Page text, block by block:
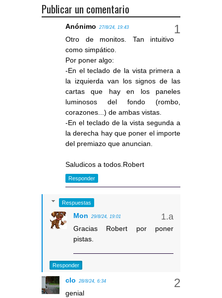
Publicar un comentario
Anónimo 27/8/24, 19:43
Otro de monitos. Tan intuitivo
como simpático.
Por poner algo:
-En el teclado de la vista primera a
la izquierda van los signos de las
cartas que hay en los paneles
luminosos del fondo (rombo,
corazones...) de ambas vistas.
-En el teclado de la vista segunda a
la derecha hay que poner el importe
del premiazo que anuncian.
Saludicos a todos.Robert
Responder
Respuestas
Mon 29/8/24, 19:01
Gracias Robert por poner
pistas.
Responder
clo 28/8/24, 6:34
genial